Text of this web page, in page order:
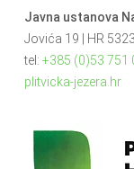
Javna ustanova
Jovića 19 | HR
tel: +385 (0)53 751
plitvicka-jezera.hr